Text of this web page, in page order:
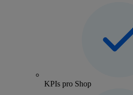
KPIs pro Shop